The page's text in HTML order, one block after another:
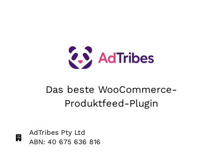
Das beste WooCommerce-
Produktfeed-Plugin
AdTribes Pty Ltd
ABN: 40 675 636 816